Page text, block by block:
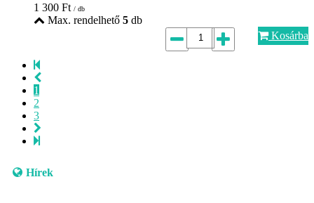
1 300 Ft / db
Max. rendelhető 5 db
Kosárba
1
2
3
Hírek